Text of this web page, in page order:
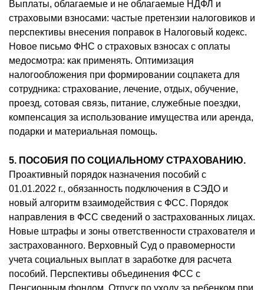
Выплаты, облагаемые и не облагаемые НДФЛ и
страховыми взносами: частые претензии налоговиков и
перспективы внесения поправок в Налоговый кодекс.
Новое письмо ФНС о страховых взносах с оплаты
медосмотра: как применять. Оптимизация
налогообложения при формировании соцпакета для
сотрудника: страхование, лечение, отдых, обучение,
проезд, сотовая связь, питание, служебные поездки,
компенсация за использование имущества или аренда,
подарки и материальная помощь.
5. ПОСОБИЯ ПО СОЦИАЛЬНОМУ СТРАХОВАНИЮ.
Проактивный порядок назначения пособий с
01.01.2022 г., обязанность подключения в СЭДО и
новый алгоритм взаимодействия с ФСС. Порядок
направления в ФСС сведений о застрахованных лицах.
Новые штрафы и зоны ответственности страхователя и
застрахованного. Верховный Суд о правомерности
учета социальных выплат в заработке для расчета
пособий. Перспективы объединения ФСС с
Пенсионным фондом. Отпуск по уходу за ребенком при